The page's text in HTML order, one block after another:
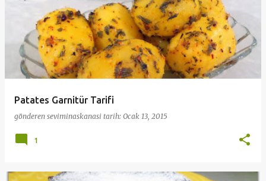
Patates Garnitür Tarifi
gönderen seviminaskanasi tarih: Ocak 13, 2015
1